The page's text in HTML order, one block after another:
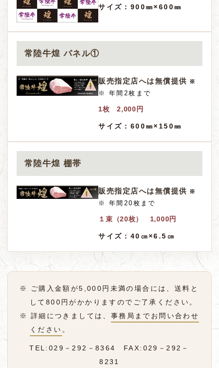
サイズ： 900㎜×600㎜
常陸牛煌 パネル①
販売指定店へは無償提供 ※
※ 年間2枚まで
1枚 2,000円
サイズ： 600㎜×150㎜
常陸牛煌 棚帯
販売指定店へは無償提供 ※
※ 年間20枚まで
１束（20枚） 1,000円
サイズ： 40㎝×6.5㎝
※ ご購入金額が5,000円未満の場合には、送料と
して800円がかかりますのでご了承ください。
※ 詳細につきましては、 事務局までお問い合わせ
ください 。
TEL:029－292－8364
FAX:029－292－
8231